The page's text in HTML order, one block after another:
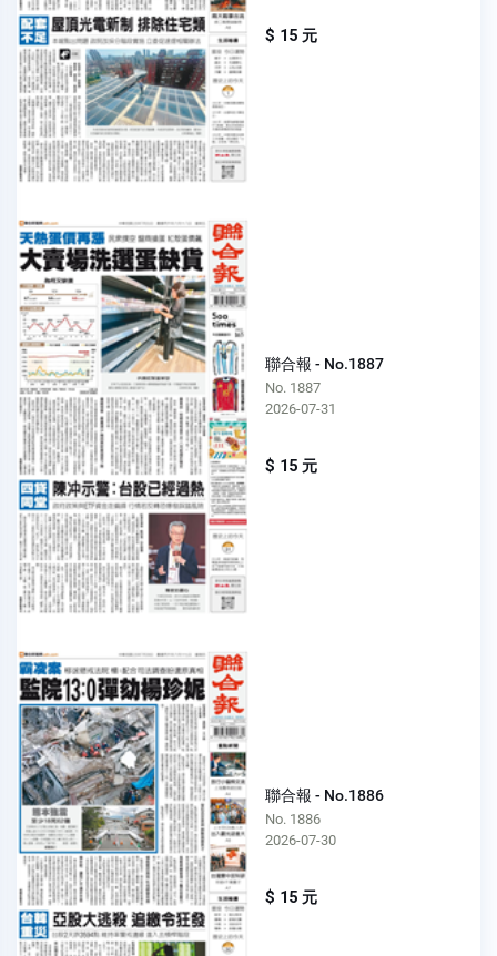
$ 15 元
聯合報 - No.1887
No. 1887
2026-07-31
$ 15 元
聯合報 - No.1886
No. 1886
2026-07-30
$ 15 元